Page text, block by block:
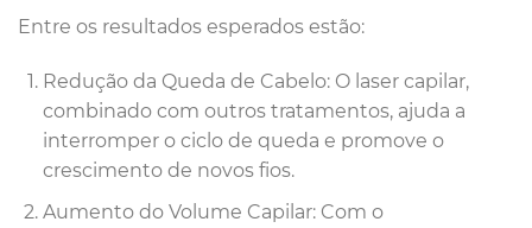
Entre os resultados esperados estão:
Redução da Queda de Cabelo: O laser capilar,
combinado com outros tratamentos, ajuda a
interromper o ciclo de queda e promove o
crescimento de novos fios.
Aumento do Volume Capilar: Com o